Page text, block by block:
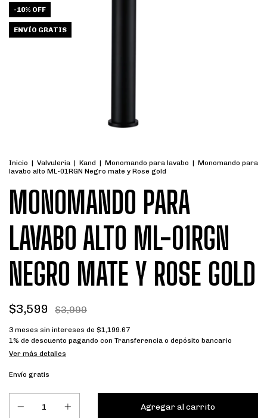
-10% OFF
ENVÍO GRATIS
Inicio | Valvuleria | Kand | Monomando para lavabo | Monomando para
lavabo alto ML-01RGN Negro mate y Rose gold
MONOMANDO PARA
LAVABO ALTO ML-01RGN
NEGRO MATE Y ROSE GOLD
$3,599 $3,999
3 meses sin intereses de $1,199.67
1% de descuento pagando con Transferencia o depósito bancario
Ver más detalles
Envío gratis